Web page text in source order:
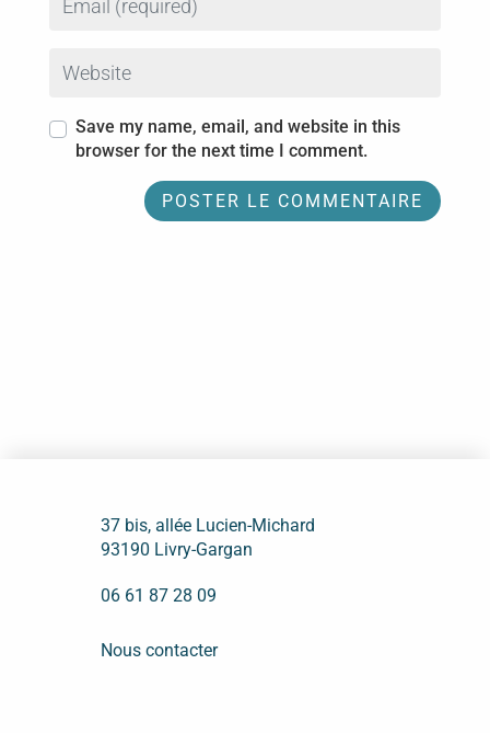
Save my name, email, and website in this
browser for the next time I comment.
37 bis, allée Lucien-Michard
93190 Livry-Gargan
06 61 87 28 09
Nous contacter